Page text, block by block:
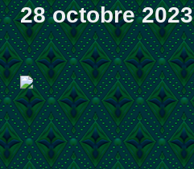
28 octobre 2023